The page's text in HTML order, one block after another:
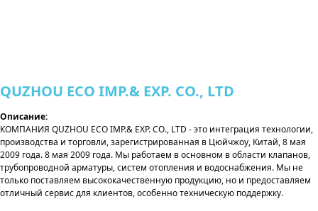
QUZHOU ECO IMP.& EXP. CO., LTD
Описание:
КОМПАНИЯ QUZHOU ECO IMP.& EXP. CO., LTD - это интеграция технологии,
производства и торговли, зарегистрированная в Цюйчжоу, Китай, 8 мая
2009 года. 8 мая 2009 года. Мы работаем в основном в области клапанов,
трубопроводной арматуры, систем отопления и водоснабжения. Мы не
только поставляем высококачественную продукцию, но и предоставляем
отличный сервис для клиентов, особенно техническую поддержку.